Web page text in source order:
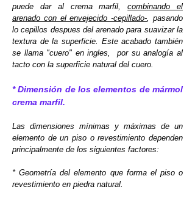
puede dar al crema marfil,combinando el
arenado con el envejecido -cepillado-, pasando
lo cepillos despues del arenado para suavizar la
textura de la superficie. Este acabado también
se llama "cuero" en ingles, por su analogía al
tacto con la superficie natural del cuero.
* Dimensión de los elementos de mármol
crema marfil.
Las dimensiones mínimas y máximas de un
elemento de un piso o revestimiento dependen
principalmente de los siguientes factores:
* Geometría del elemento que forma el piso o
revestimiento en piedra natural.